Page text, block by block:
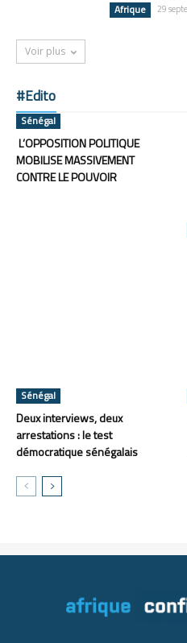
Afrique 29
Voir plus
#Edito
Sénégal
L’OPPOSITION POLITIQUE
MOBILISE MASSIVEMENT
CONTRE LE POUVOIR
Sénégal
Deux interviews, deux
arrestations : le test
démocratique sénégalais